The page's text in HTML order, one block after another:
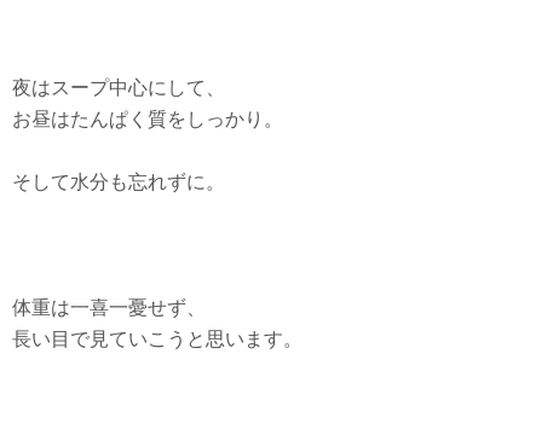
夜はスープ中心にして、
お昼はたんぱく質をしっかり。
そして水分も忘れずに。
体重は一喜一憂せず、
長い目で見ていこうと思います。